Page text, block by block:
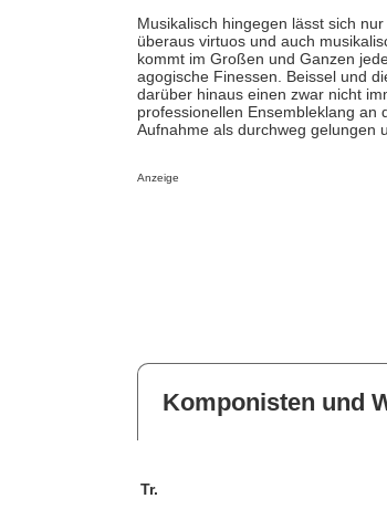
Musikalisch hingegen lässt sich
überaus virtuos und auch
kommt im Großen und Ganzen
agogische Finessen. Beissel und
darüber hinaus einen zwar nicht
professionellen Ensembleklang an
Aufnahme als durchweg gelungen
Anzeige
Komponisten und
Tr.